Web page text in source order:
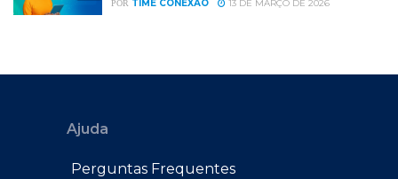
POR TIME CONEXÃO 13 DE MARÇO DE 2026
Ajuda
Perguntas Frequentes